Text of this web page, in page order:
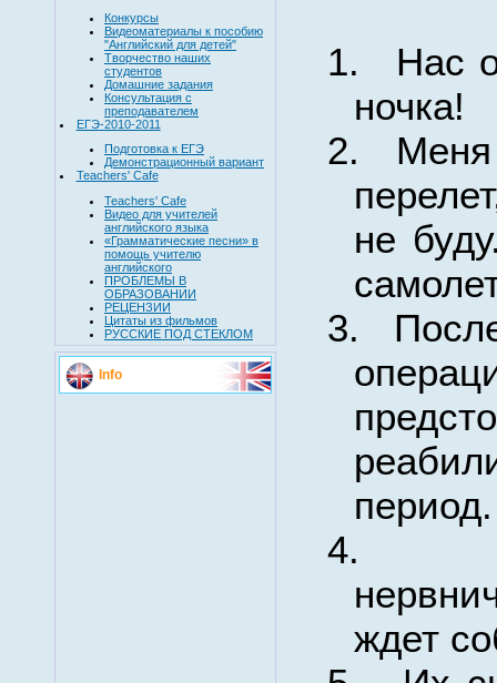
Конкурсы
Видеоматериалы к пособию
"Английский для детей"
Творчество наших
студентов
Домашние задания
Консультация с
преподавателем
ЕГЭ-2010-2011
Подготовка к ЕГЭ
Демонстрационный вариант
Teachers' Cafe
Teachers' Cafe
Видео для учителей
английского языка
«Грамматические песни» в
помощь учителю
английского
ПРОБЛЕМЫ В
ОБРАЗОВАНИИ
РЕЦЕНЗИИ
Цитаты из фильмов
РУССКИЕ ПОД СТЕКЛОМ
Info
1. Нас
ночка!
2.
Меня
не
3.
период.
4.
ждет